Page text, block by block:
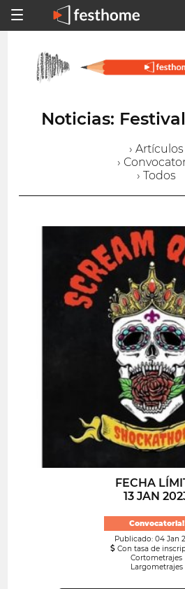
Noticias:
› Artículos
›
› Todos
FECHA
13 JAN
Convocatoria!
Publicado: 04 Jan
Con tasa de
Cortometrajes
Largometrajes